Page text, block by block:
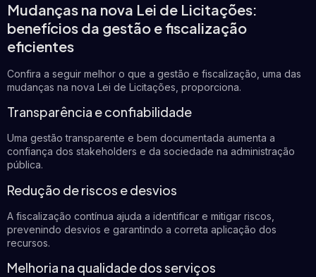
Mudanças na nova Lei de Licitações:
benefícios da gestão e fiscalização
eficientes
Confira a seguir melhor o que a gestão e fiscalização, uma das
mudanças na nova Lei de Licitações, proporciona.
Transparência e confiabilidade
Uma gestão transparente e bem documentada aumenta a
confiança dos stakeholders e da sociedade na administração
pública.
Redução de riscos e desvios
A fiscalização contínua ajuda a identificar e mitigar riscos,
prevenindo desvios e garantindo a correta aplicação dos
recursos.
Melhoria na qualidade dos serviços